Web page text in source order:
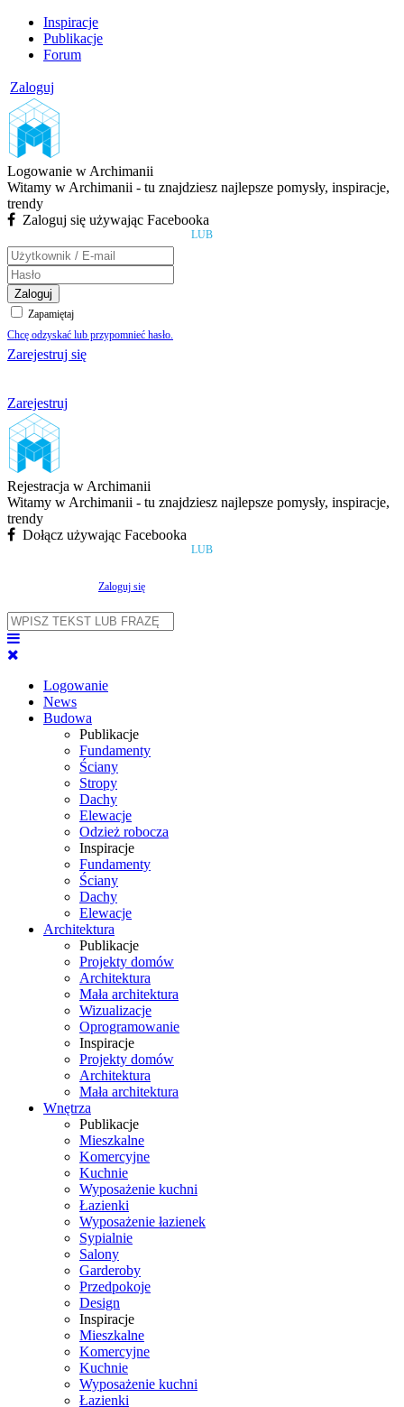
Inspiracje
Publikacje
Forum
Zaloguj
Logowanie w Archimanii
Witamy w Archimanii - tu znajdziesz najlepsze pomysły, inspiracje,
trendy
Zaloguj się używając Facebooka
LUB
Zaloguj
Zapamiętaj
Chcę odzyskać lub przypomnieć hasło.
Zarejestruj się
Zarejestruj
Rejestracja w Archimanii
Witamy w Archimanii - tu znajdziesz najlepsze pomysły, inspiracje,
trendy
Dołącz używając Facebooka
LUB
Zaloguj się
Logowanie
News
Budowa
Publikacje
Fundamenty
Ściany
Stropy
Dachy
Elewacje
Odzież robocza
Inspiracje
Fundamenty
Ściany
Dachy
Elewacje
Architektura
Publikacje
Projekty domów
Architektura
Mała architektura
Wizualizacje
Oprogramowanie
Inspiracje
Projekty domów
Architektura
Mała architektura
Wnętrza
Publikacje
Mieszkalne
Komercyjne
Kuchnie
Wyposażenie kuchni
Łazienki
Wyposażenie łazienek
Sypialnie
Salony
Garderoby
Przedpokoje
Design
Inspiracje
Mieszkalne
Komercyjne
Kuchnie
Wyposażenie kuchni
Łazienki